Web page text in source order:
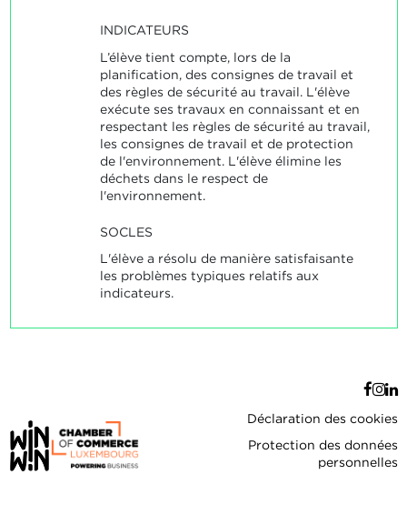
INDICATEURS
L’élève tient compte, lors de la
planification, des consignes de travail et
des règles de sécurité au travail. L'élève
exécute ses travaux en connaissant et en
respectant les règles de sécurité au travail,
les consignes de travail et de protection
de l'environnement. L'élève élimine les
déchets dans le respect de
l'environnement.
SOCLES
L'élève a résolu de manière satisfaisante
les problèmes typiques relatifs aux
indicateurs.
Déclaration des cookies
Protection des données
personnelles